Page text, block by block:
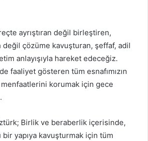
ayrıştıran değil birleştiren,
değil çözüme kavuşturan, şeffaf, adil
anlayışıyla hareket edeceğiz.
faaliyet gösteren tüm esnafımızın
korumak için gece
Birlik ve beraberlik içerisinde,
bir yapıya kavuşturmak için tüm